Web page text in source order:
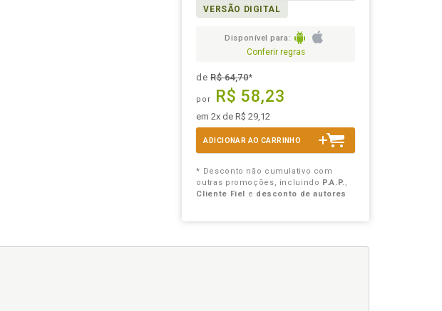
VERSÃO DIGITAL
Disponível para:
Conferir regras
deR$ 64,70*
por R$ 58,23
em 2x de R$ 29,12
ADICIONAR AO CARRINHO
* Desconto não cumulativo com
outras promoções, incluindo P.A.P.,
Cliente Fiel
e desconto de autores